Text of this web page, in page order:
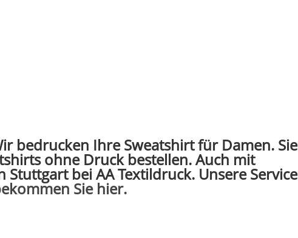
bedrucken Ihre Sweatshirt für Damen. Sie
ohne Druck bestellen. Auch mit
Stuttgart bei AA Textildruck. Unsere Service
Sie hier.